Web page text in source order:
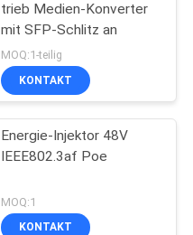
trieb Medien-Konverter
mit SFP-Schlitz an
MOQ:1-teilig
KONTAKT
Energie-Injektor 48V
IEEE802.3af Poe
MOQ:1
KONTAKT